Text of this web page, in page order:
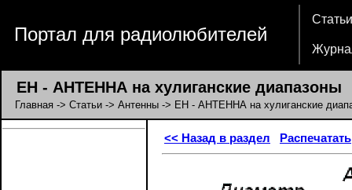
Портал для радиолюбителей
Статьи
ЕН - АНТЕННА на хулиганские диапазоны
Главная -> Статьи -> Антенны -> ЕН - АНТЕННА на хулиганские
<< Назад в раздел Распечатать